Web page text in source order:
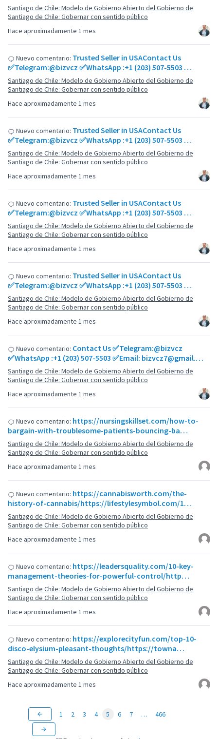
Hace aproximadamente 1 mes
Santiago de Chile: Modelo de Gobierno Abierto del Gobierno de
Santiago de Chile: Gobernar con sentido público
Hace aproximadamente 1 mes
Nuevo comentario: Trusted Seller in USAContact Us
✅Telegram:@bizvcz ✅WhatsApp :+1 (203) 507-5503 …
Santiago de Chile: Modelo de Gobierno Abierto del Gobierno de
Santiago de Chile: Gobernar con sentido público
Hace aproximadamente 1 mes
Nuevo comentario: Trusted Seller in USAContact Us
✅Telegram:@bizvcz ✅WhatsApp :+1 (203) 507-5503 …
Santiago de Chile: Modelo de Gobierno Abierto del Gobierno de
Santiago de Chile: Gobernar con sentido público
Hace aproximadamente 1 mes
Nuevo comentario: Trusted Seller in USAContact Us
✅Telegram:@bizvcz ✅WhatsApp :+1 (203) 507-5503 …
Santiago de Chile: Modelo de Gobierno Abierto del Gobierno de
Santiago de Chile: Gobernar con sentido público
Hace aproximadamente 1 mes
Nuevo comentario: Trusted Seller in USAContact Us
✅Telegram:@bizvcz ✅WhatsApp :+1 (203) 507-5503 …
Santiago de Chile: Modelo de Gobierno Abierto del Gobierno de
Santiago de Chile: Gobernar con sentido público
Hace aproximadamente 1 mes
Nuevo comentario: Contact Us ✅Telegram:@bizvcz
✅WhatsApp :+1 (203) 507-5503 ✅Email: bizvcz7@gmail.…
Santiago de Chile: Modelo de Gobierno Abierto del Gobierno de
Santiago de Chile: Gobernar con sentido público
Hace aproximadamente 1 mes
Nuevo comentario: https://nursingskillset.com/how-to-
bargain-with-troublesome-patients-bouncing-ba…
Santiago de Chile: Modelo de Gobierno Abierto del Gobierno de
Santiago de Chile: Gobernar con sentido público
Hace aproximadamente 1 mes
Nuevo comentario: https://cannabisworth.com/the-
history-of-cannabis/https://lifestylesymbol.com/1…
Santiago de Chile: Modelo de Gobierno Abierto del Gobierno de
Santiago de Chile: Gobernar con sentido público
Hace aproximadamente 1 mes
Nuevo comentario: https://leadersquality.com/10-key-
management-theories-for-powerful-control/http…
Santiago de Chile: Modelo de Gobierno Abierto del Gobierno de
Santiago de Chile: Gobernar con sentido público
Hace aproximadamente 1 mes
Nuevo comentario: https://explorecityfun.com/top-10-
disco-elysium-pleasant-thoughts/https://towna…
Santiago de Chile: Modelo de Gobierno Abierto del Gobierno de
Santiago de Chile: Gobernar con sentido público
1 2 3 4 5 6 7 … 466